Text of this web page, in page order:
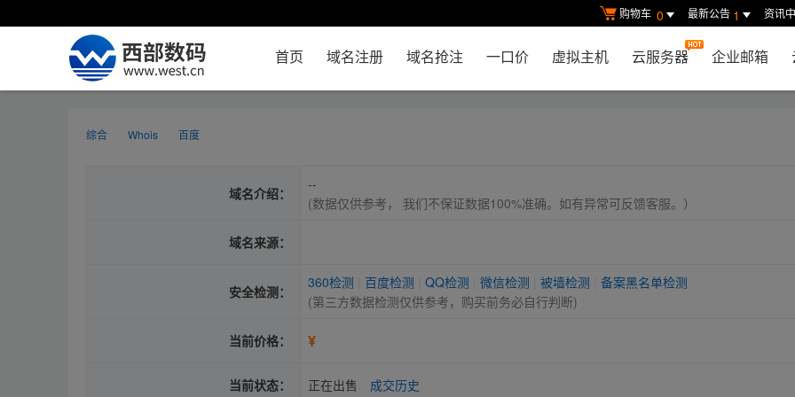
购物车 0 最新公告 1 资讯
首页 域名注册 域名抢注 一口价 虚拟主机 云服务器 企业邮箱
综合 Whois 百度
域名介绍：
--
(数据仅供参考， 我们不保证数据100%准确。如有异常可反馈客服。）
域名来源：
安全检测：
360检测 百度检测 QQ检测 微信检测 被墙检测
备案黑名单检测
(第三方数据检测仅供参考，购买前务必自行判断)
当前价格： ¥
当前状态： 正在出售 成交历史